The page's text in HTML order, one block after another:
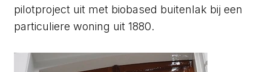
pilotproject uit met biobased buitenlak bij een
particuliere woning uit 1880.